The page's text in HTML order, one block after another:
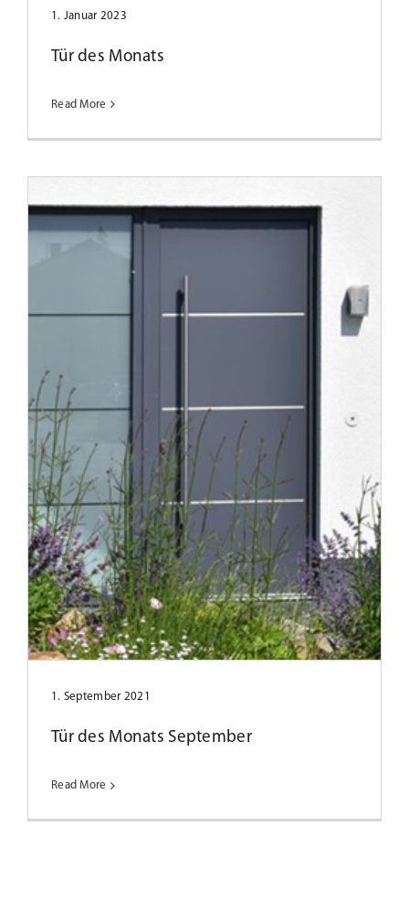
1. Januar 2023
Tür des Monats
Read More
1. September 2021
Tür des Monats September
Read More